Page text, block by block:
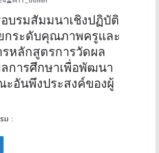
บรมสัมมนาเชิงปฏิบัติ
กระดับคุณภาพครูและ
หลักสูตรการวัดผล
การศึกษาเพื่อพัฒนา
อันพึงประสงค์ของผู้
ม :